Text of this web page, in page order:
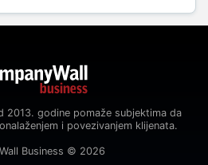
2013. godine pomaže subjektima da
i povezivanjem klijenata.
Business © 2026